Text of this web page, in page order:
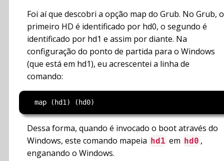
Foi aí que descobri a opção map do Grub. No Grub, o
primeiro HD é identificado por hd0, o segundo é
identificado por hd1 e assim por diante. Na
configuração do ponto de partida para o Windows
(que está em hd1), eu acrescentei a linha de
comando:
Dessa forma, quando é invocado o boot através do
Windows, este comando mapeia hd1 em hd0 ,
enganando o Windows.